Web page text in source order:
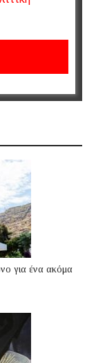
για ένα ακόμα